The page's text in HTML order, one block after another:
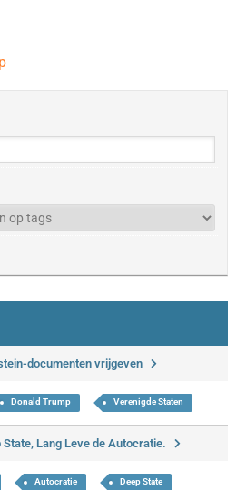
documenten vrijgeven
Donald Trump Verenigde Staten
State, Lang Leve de Autocratie.
Autocratie Deep State